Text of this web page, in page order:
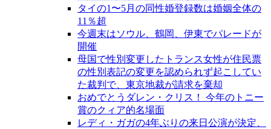
タイの1〜5月の同性婚登録数は婚姻全体の
11％超
今週末はソウル、鶴岡、伊東でパレードが
開催
母国で性別変更したトランス女性が住民票
の性別表記の変更を認められず起こしてい
た裁判で、東京地裁が請求を棄却
おめでとうダレン・クリス！ 今年のトニー
賞のクィア的名場面
レディ・ガガの4年ぶりの来日公演が決定、